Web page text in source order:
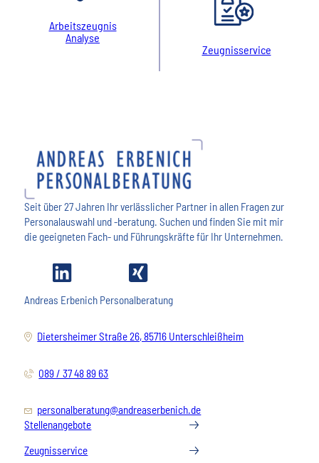
Arbeitszeugnis
Analyse
Zeugnisservice
Seit über 27 Jahren Ihr verlässlicher Partner in allen Fragen zur
Personalauswahl und -beratung. Suchen und finden Sie mit mir
die geeigneten Fach- und Führungskräfte für Ihr Unternehmen.
Andreas Erbenich Personalberatung
Dietersheimer Straße 26, 85716 Unterschleißheim
089 / 37 48 89 63
personalberatung@andreaserbenich.de
Stellenangebote
Zeugnisservice